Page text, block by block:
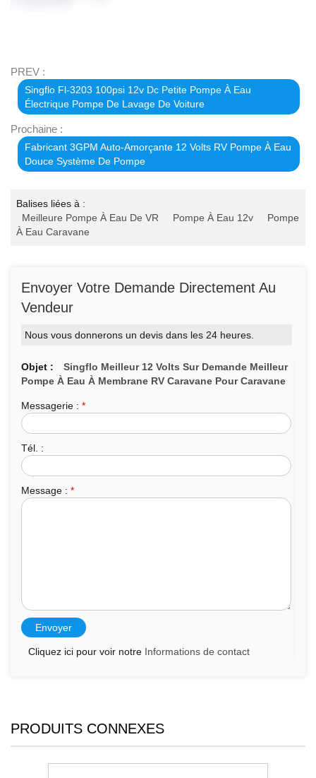
PREV :
Singflo Fl-3203 100psi 12v Dc Petite Pompe À Eau
Électrique Pompe De Lavage De Voiture
Prochaine :
Fabricant 3GPM Auto-Amorçante 12 Volts RV Pompe À Eau
Douce Système De Pompe
Balises liées à :
Meilleure Pompe À Eau De VR
Pompe À Eau 12v
Pompe
À Eau Caravane
Envoyer Votre Demande Directement Au
Vendeur
Nous vous donnerons un devis dans les 24 heures.
Objet :
Singflo Meilleur 12 Volts Sur Demande Meilleur
Pompe À Eau À Membrane RV Caravane Pour Caravane
Messagerie : *
Tél. :
Message : *
Cliquez ici pour voir notre Informations de contact
PRODUITS CONNEXES